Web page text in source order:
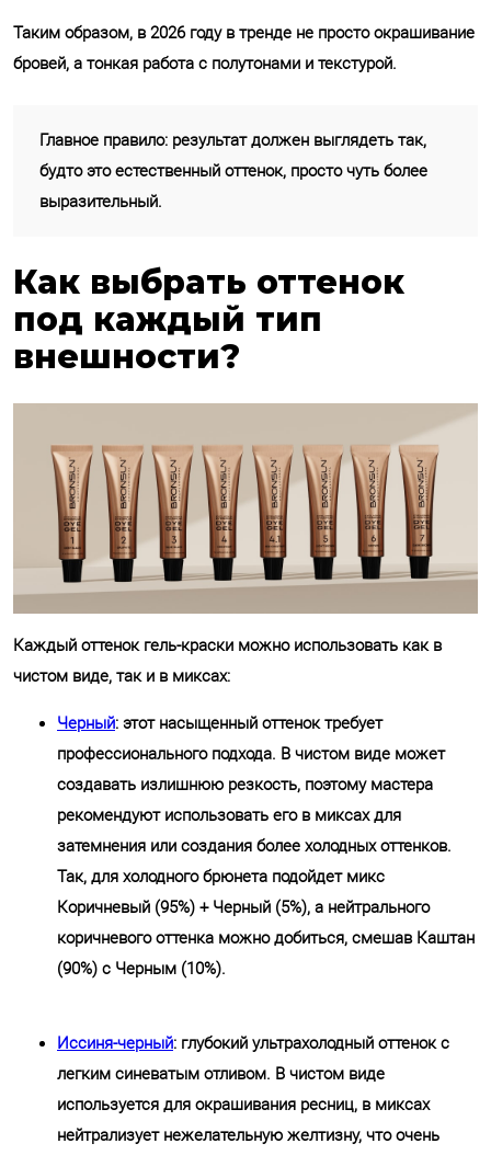
Таким образом, в 2026 году в тренде не просто окрашивание
бровей, а тонкая работа с полутонами и текстурой.
Главное правило: результат должен выглядеть так,
будто это естественный оттенок, просто чуть более
выразительный.
Как выбрать оттенок
под каждый тип
внешности?
Каждый оттенок гель-краски можно использовать как в
чистом виде, так и в миксах:
Черный: этот насыщенный оттенок требует
профессионального подхода. В чистом виде может
создавать излишнюю резкость, поэтому мастера
рекомендуют использовать его в миксах для
затемнения или создания более холодных оттенков.
Так, для холодного брюнета подойдет микс
Коричневый (95%) + Черный (5%), а нейтрального
коричневого оттенка можно добиться, смешав Каштан
(90%) с Черным (10%).
Иссиня-черный: глубокий ультрахолодный оттенок с
легким синеватым отливом. В чистом виде
используется для окрашивания ресниц, в миксах
нейтрализует нежелательную желтизну, что очень